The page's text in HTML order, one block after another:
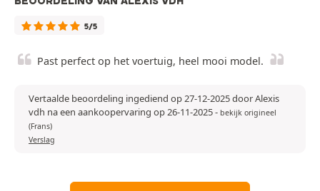
5/5
Past perfect op het voertuig, heel mooi model.
Vertaalde beoordeling ingediend op 27-12-2025 door Alexis
vdh na een aankoopervaring op 26-11-2025- bekijk origineel
(Frans)
Verslag